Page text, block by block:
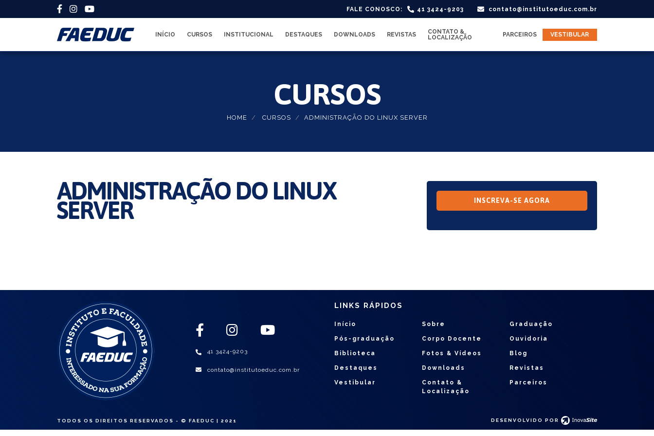
FALE CONOSCO: 41 3424-9203 contato@institutoeduc.com.br
INÍCIO CURSOS INSTITUCIONAL DESTAQUES DOWNLOADS REVISTAS
CONTATO &
LOCALIZAÇÃO
PARCEIROS VESTIBULAR
CURSOS
HOME CURSOS ADMINISTRAÇÃO DO LINUX SERVER
ADMINISTRAÇÃO DO LINUX
SERVER INSCREVA-SE AGORA
41 3424-9203
contato@institutoeduc.com.br
LINKS RÁPIDOS
Início Sobre Graduação
Pós-graduação Corpo Docente Ouvidoria
Biblioteca Fotos & Vídeos Blog
Destaques Downloads Revistas
Vestibular
Contato &
Localização
Parceiros
TODOS OS DIREITOS RESERVADOS - © FAEDUC | 2021 DESENVOLVIDO POR